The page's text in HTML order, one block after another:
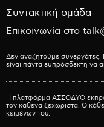
Συντακτική ομάδα
Επικοινωνία στο
Δεν αναζητούμε
είναι πάντα ευπρόσδεκτη να
Η πλατφόρμα ΑΣΣΟΔΥΟ
τον καθένα ξεχωριστά. Ο
κειμένων του.